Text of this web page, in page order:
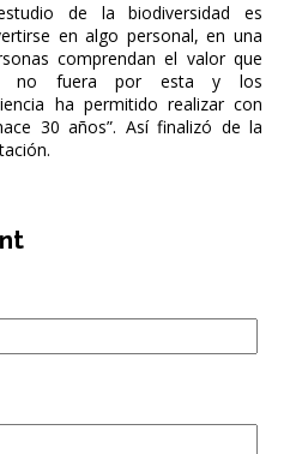
de la biodiversidad es
en algo personal, en una
comprendan el valor que
no fuera por esta y los
ha permitido realizar con
30 años”. Así finalizó de la